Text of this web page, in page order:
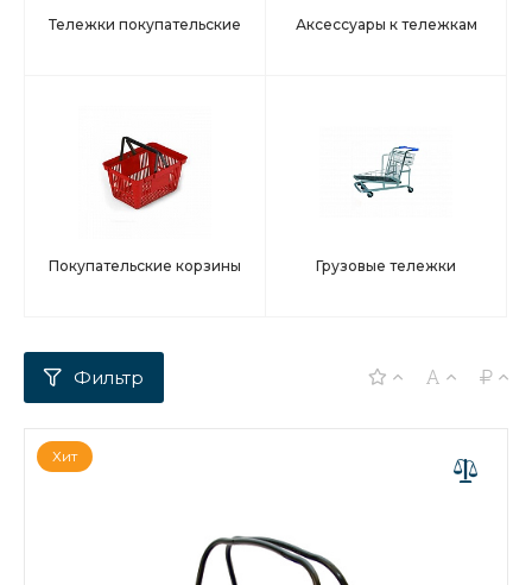
Тележки покупательские Аксессуары к тележкам
Покупательские корзины Грузовые тележки
Хит